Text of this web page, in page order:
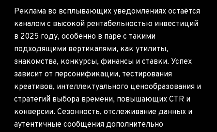
Реклама во всплывающих уведомлениях остаётся
каналом с высокой рентабельностью инвестиций
в 2025 году, особенно в паре с такими
подходящими вертикалями, как утилиты,
знакомства, конкурсы, финансы и ставки. Успех
зависит от персонификации, тестирования
креативов, интеллектуального ценообразования и
стратегий выбора времени, повышающих CTR и
конверсии. Сезонность, отслеживание данных и
аутентичные сообщения дополнительно